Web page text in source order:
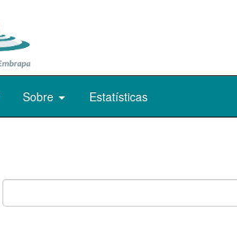
Sobre Estatísticas